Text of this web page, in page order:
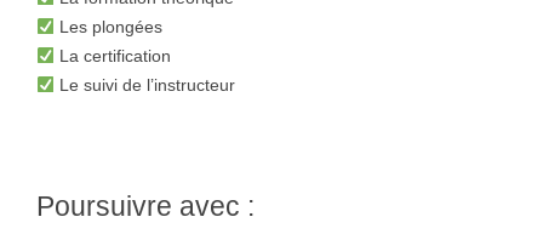
Les plongées
La certification
Le suivi de l’instructeur
Poursuivre avec :